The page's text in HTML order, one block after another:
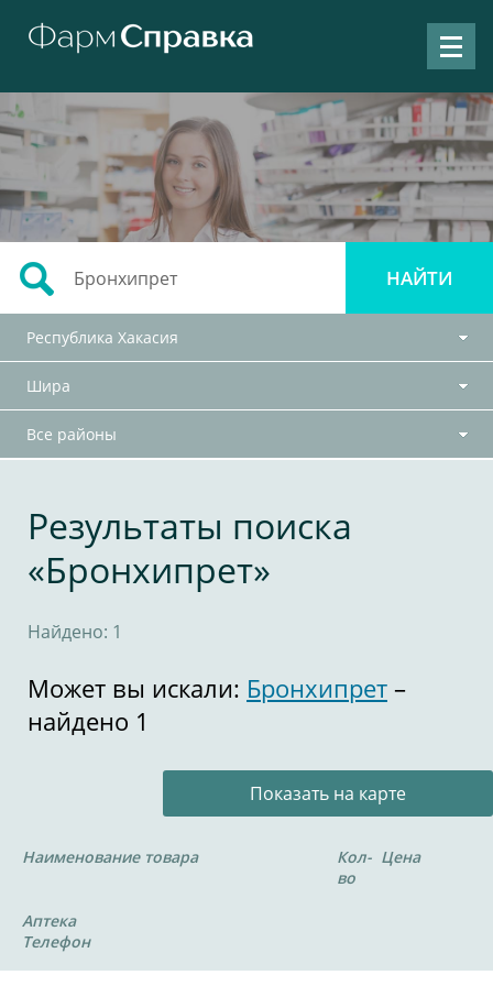
Республика Хакасия
Шира
Все районы
Результаты поиска
«Бронхипрет»
Найдено: 1
Может вы искали: Бронхипрет –
найдено 1
Показать на карте
Наименование товара
Кол-
во
Цена
Аптека
Телефон